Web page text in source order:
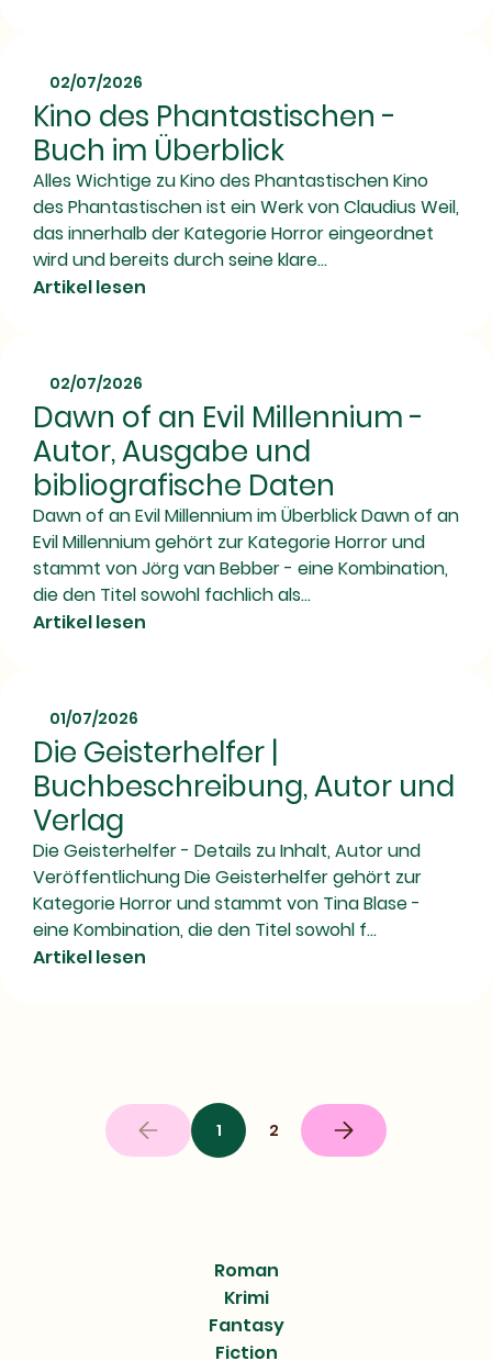
02/07/2026
Kino des Phantastischen -
Buch im Überblick
Alles Wichtige zu Kino des Phantastischen Kino
des Phantastischen ist ein Werk von Claudius Weil,
das innerhalb der Kategorie Horror eingeordnet
wird und bereits durch seine klare...
Artikel lesen
02/07/2026
Dawn of an Evil Millennium -
Autor, Ausgabe und
bibliografische Daten
Dawn of an Evil Millennium im Überblick Dawn of an
Evil Millennium gehört zur Kategorie Horror und
stammt von Jörg van Bebber - eine Kombination,
die den Titel sowohl fachlich als...
Artikel lesen
01/07/2026
Die Geisterhelfer |
Buchbeschreibung, Autor und
Verlag
Die Geisterhelfer - Details zu Inhalt, Autor und
Veröffentlichung Die Geisterhelfer gehört zur
Kategorie Horror und stammt von Tina Blase -
eine Kombination, die den Titel sowohl f...
Artikel lesen
1 2
Nächste
Seite
Roman
Krimi
Fantasy
Fiction